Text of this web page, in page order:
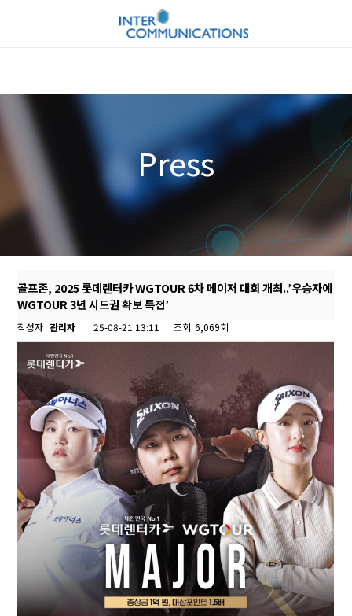
Press
골프존, 2025 롯데렌터카 WGTOUR 6차 메이저 대회 개최..’우승자에
WGTOUR 3년 시드권 확보 특전’
작성자 관리자 25-08-21 13:11 조회 6,069회